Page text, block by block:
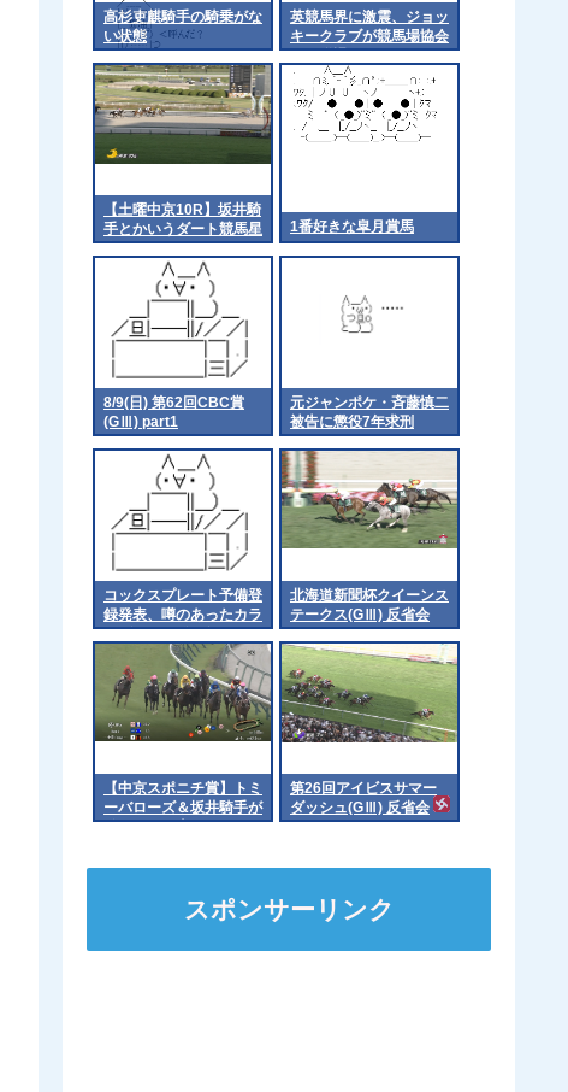
高杉吏麒騎手の騎乗がな
い状態
英競馬界に激震、ジョッ
キークラブが競馬場協会
から脱退
【土曜中京10R】坂井騎
手とかいうダート競馬星
人
1番好きな皐月賞馬
8/9(日) 第62回CBC賞
(GⅢ) part1
元ジャンポケ・斉藤慎二
被告に懲役7年求刑
コックスプレート予備登
録発表、噂のあったカラ
ンダガンは登録無しで再
来日の可能性高まる
北海道新聞杯クイーンス
テークス(GⅢ) 反省会
【中京スポニチ賞】トミ
ーバローズ＆坂井騎手が
ｷﾀ━━━━(ﾟ
第26回アイビスサマー
ダッシュ(GⅢ) 反省会
スポンサーリンク